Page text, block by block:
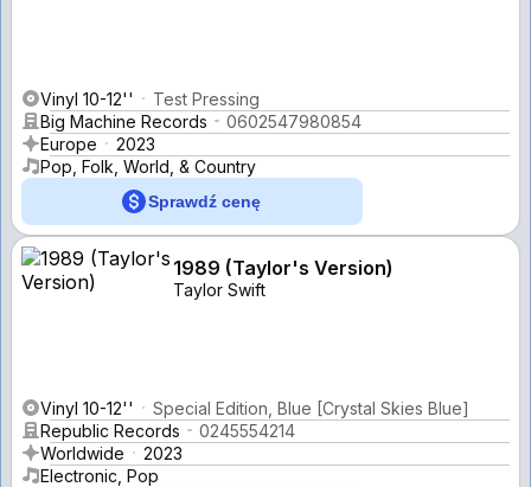
Vinyl 10-12''
Test Pressing
Big Machine Records
0602547980854
Europe
2023
Pop, Folk, World, & Country
Sprawdź cenę
1989 (Taylor's Version)
Taylor Swift
Vinyl 10-12''
Special Edition, Blue [Crystal Skies Blue]
Republic Records
0245554214
Worldwide
2023
Electronic, Pop